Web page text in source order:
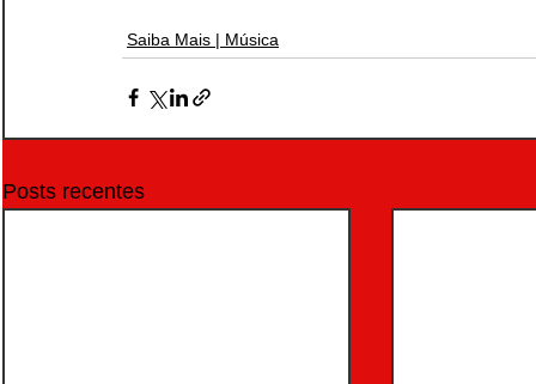
Saiba Mais | Música
Posts recentes